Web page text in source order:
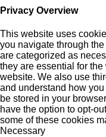
Privacy Overview
This website uses
you navigate through
are categorized as
they are essential for
website. We also use
and understand how
be stored in your
have the option to opt-
some of these cookies
Necessary